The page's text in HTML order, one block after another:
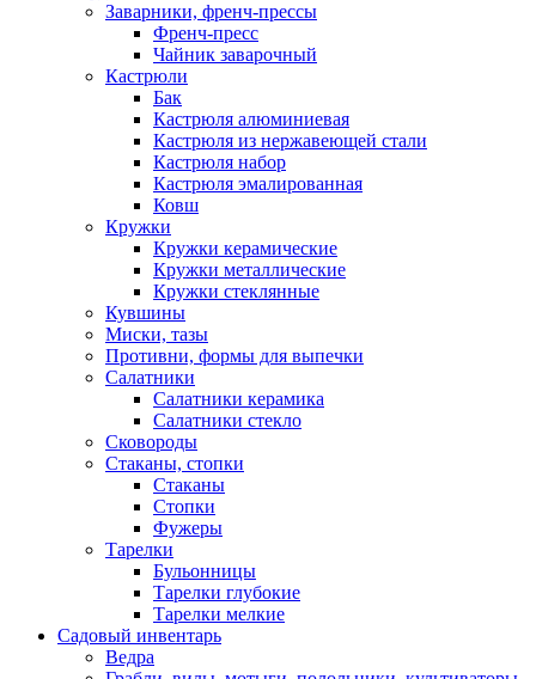
Заварники, френч-прессы
Френч-пресс
Чайник заварочный
Кастрюли
Бак
Кастрюля алюминиевая
Кастрюля из нержавеющей стали
Кастрюля набор
Кастрюля эмалированная
Ковш
Кружки
Кружки керамические
Кружки металлические
Кружки стеклянные
Кувшины
Миски, тазы
Противни, формы для выпечки
Салатники
Салатники керамика
Салатники стекло
Сковороды
Стаканы, стопки
Стаканы
Стопки
Фужеры
Тарелки
Бульонницы
Тарелки глубокие
Тарелки мелкие
Садовый инвентарь
Ведра